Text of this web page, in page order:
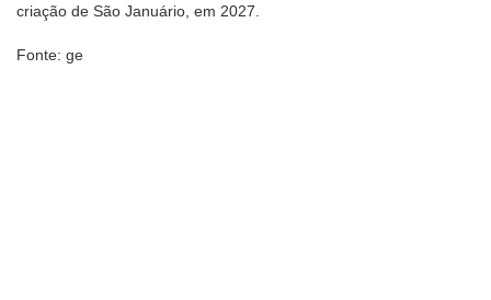
criação de São Januário, em 2027.
Fonte: ge